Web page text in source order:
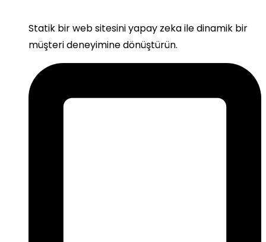
Statik bir web sitesini yapay zeka ile dinamik bir
müşteri deneyimine dönüştürün.